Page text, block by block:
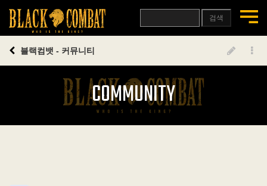
검색
블랙컴뱃 - 커뮤니티
COMMUNITY